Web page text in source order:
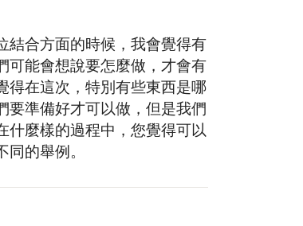
結合方面的時候，我會覺得有
可能會想說要怎麼做，才會有
得在這次，特別有些東西是哪
要準備好才可以做，但是我們
什麼樣的過程中，您覺得可以
的舉例。